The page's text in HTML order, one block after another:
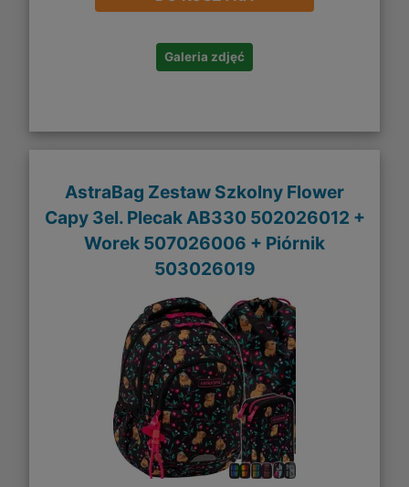
Galeria zdjęć
AstraBag Zestaw Szkolny Flower
Capy 3el. Plecak AB330 502026012 +
Worek 507026006 + Piórnik
503026019